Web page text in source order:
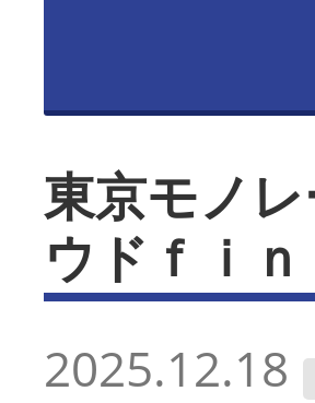
東京モノ
ウドｆｉ
2025.12.18